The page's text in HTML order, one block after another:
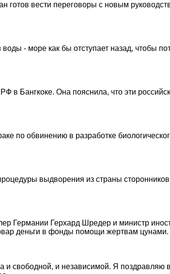
готов вести переговоры с новым
- море как бы отступает назад, чтобы
в Бангкоке. Она пояснила, что эти
по обвинению в разработке
выдворения из страны сторонников
Германии Герхард Шредер и министр
деньги в фонды помощи жертвам цунами.
свободной, и независимой. Я поздравляю